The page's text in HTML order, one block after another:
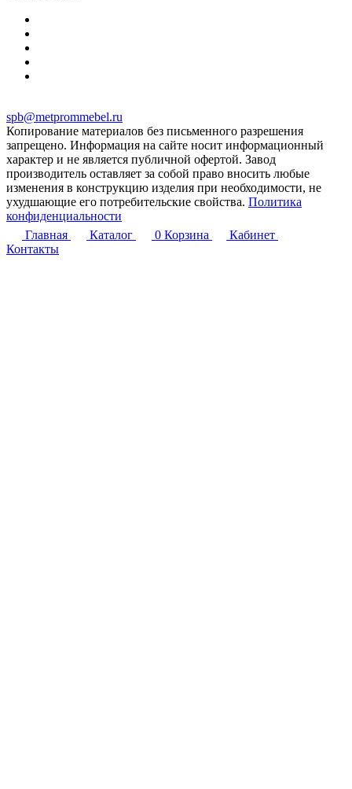
spb@metprommebel.ru
Копирование материалов без письменного разрешения
запрещено. Информация на сайте носит информационный
характер и не является публичной офертой. Завод
производитель оставляет за собой право вносить любые
изменения в конструкцию изделия при необходимости, не
ухудшающие его потребительские свойства. Политика
конфиденциальности
Главная
Каталог 0 Корзина
Кабинет
Контакты